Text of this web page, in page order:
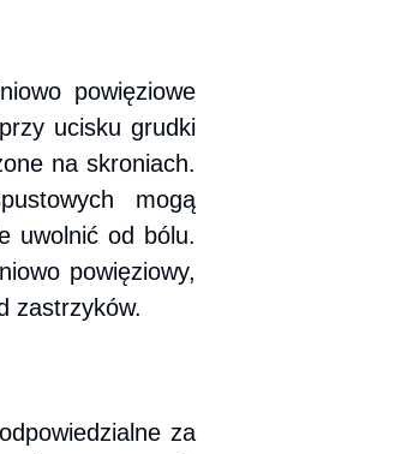
powięziowe
ucisku grudki
na skroniach.
mogą
uwolnić od bólu.
powięziowy,
zastrzyków.
za